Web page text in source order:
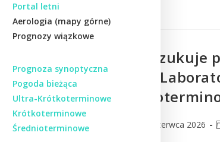
Portal letni
Aerologia (mapy górne)
Prognozy wiązkowe
Prognoza synoptyczna
Pogoda bieżąca
Ultra-Krótkoterminowe
Krótkoterminowe
Średnioterminowe
IMGW-PIB
Osłony Kraju,
Prognoz
lmm_admin 3 czerwca 2026